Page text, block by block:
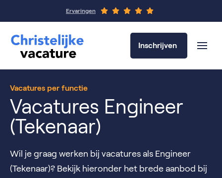
Ervaringen
Inschrijven
Vacatures per functie
Vacatures Engineer
(Tekenaar)
Wil je graag werken bij vacatures als Engineer
(Tekenaar)? Bekijk hieronder het brede aanbod bij